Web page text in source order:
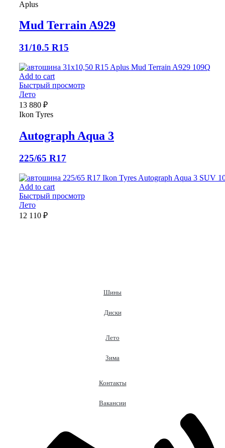
Aplus
Mud Terrain A929
31/10.5 R15
Add to cart
Быстрый просмотр
Лето
13 880 ₽
Ikon Tyres
Autograph Aqua 3
225/65 R17
Add to cart
Быстрый просмотр
Лето
12 110 ₽
Шины
Диски
Лето
Зима
Контакты
Вакансии